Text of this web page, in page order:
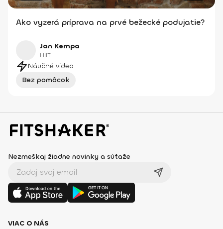
Ako vyzerá príprava na prvé bežecké podujatie?
Jan Kempa
HIIT
Náučné video
Bez pomôcok
Nezmeškaj žiadne novinky a súťaže
VIAC O NÁS